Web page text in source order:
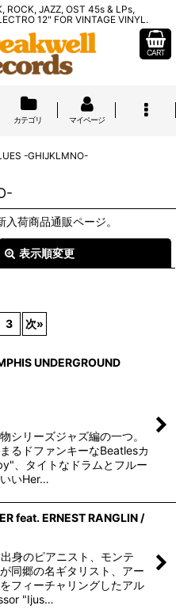
ROCK, JAZZ, OST 45s & LPs,
12" FOR VINTAGE VINYL.
CART
カテゴリ マイページ
-GHIJKLMNO-
荷商品通販ページ。
表示順変更
む
3 次»
UNDERGROUND
シリーズジャズ編の一つ。
るドファンキーなBeatlesカ
、タイトなドラムとフルー
いHer…
feat. ERNEST RANGLIN /
身のピアニスト、モンテ
同郷の名ギタリスト、アー
フィーチャリングしたアル
"Ijus…